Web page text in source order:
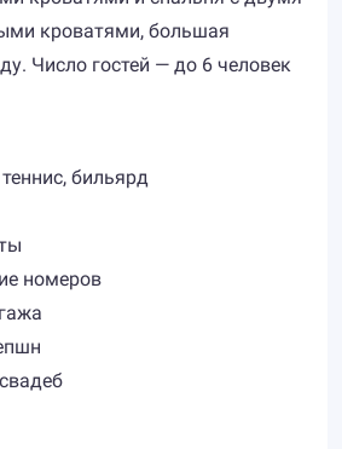
кроватями, большая
Число гостей — до 6 человек
бильярд
номеров